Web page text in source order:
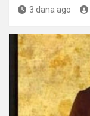
3 dana ago